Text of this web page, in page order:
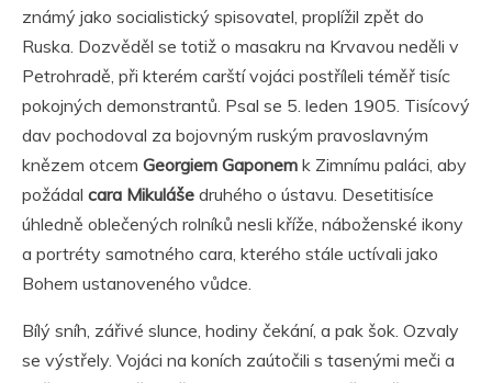
známý jako socialistický spisovatel, proplížil zpět do
Ruska. Dozvěděl se totiž o masakru na Krvavou neděli v
Petrohradě, při kterém carští vojáci postříleli téměř tisíc
pokojných demonstrantů. Psal se 5. leden 1905. Tisícový
dav pochodoval za bojovným ruským pravoslavným
knězem otcem Georgiem Gaponem k Zimnímu paláci, aby
požádal cara Mikuláše druhého o ústavu. Desetitisíce
úhledně oblečených rolníků nesli kříže, náboženské ikony
a portréty samotného cara, kterého stále uctívali jako
Bohem ustanoveného vůdce.
Bílý sníh, zářivé slunce, hodiny čekání, a pak šok. Ozvaly
se výstřely. Vojáci na koních zaútočili s tasenými meči a